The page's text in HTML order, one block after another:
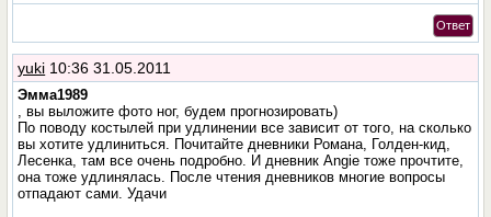
Ответ
yuki 10:36 31.05.2011
Эмма1989
, вы выложите фото ног, будем прогнозировать)
По поводу костылей при удлинении все зависит от того, на сколько
вы хотите удлиниться. Почитайте дневники Романа, Голден-кид,
Лесенка, там все очень подробно. И дневник Angie тоже прочтите,
она тоже удлинялась. После чтения дневников многие вопросы
отпадают сами. Удачи